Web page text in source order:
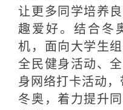
让更多同学培养
趣爱好。结合冬
机，面向大学生
全民健身活动、
身网络打卡活动
冬奥，着力提升